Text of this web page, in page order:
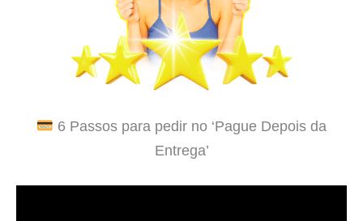
6 Passos para pedir no ‘Pague Depois da
Entrega’